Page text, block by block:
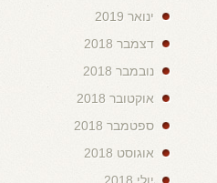
ינואר 2019
דצמבר 2018
נובמבר 2018
אוקטובר 2018
ספטמבר 2018
אוגוסט 2018